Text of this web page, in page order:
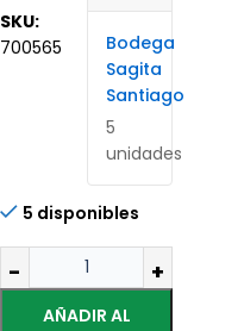
SKU:
700565
Bodega
Sagita
Santiago
5
unidades
5 disponibles
AÑADIR AL